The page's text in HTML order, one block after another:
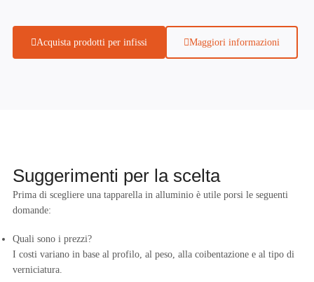
Acquista prodotti per infissi Maggiori informazioni
Suggerimenti per la scelta
Prima di scegliere una tapparella in alluminio è utile porsi le seguenti
domande:
Quali sono i prezzi?
I costi variano in base al profilo, al peso, alla coibentazione e al tipo di
verniciatura.